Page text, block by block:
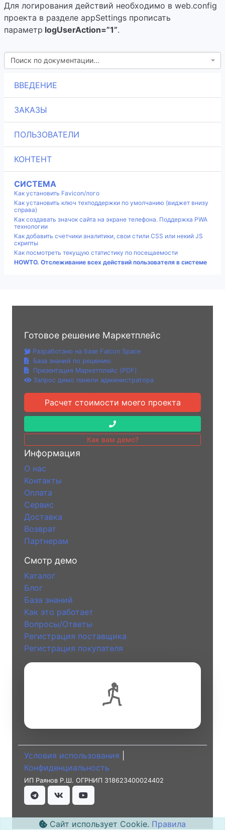
Для логирования действий необходимо в web.config
проекта в разделе appSettings прописать
параметр logUserAction=”1”.
Поиск по документации...
ВВЕДЕНИЕ
ЗАКАЗЫ
ПОЛЬЗОВАТЕЛИ
КОНТЕНТ
СИСТЕМА
Как установить Favicon/лого
Как установить ключ техподдержки по умолчанию (виджет внизу
справа)
Как создавать значок сайта на экране телефона. Поддержка PWA
технологии
Как добавить счетчики аналитики, свои стили CSS или некий JS
скрипты
Как посмотреть текущую статистику по посещаемости
HOWTO. Отслеживание всех действий пользователя в системе
Готовое решение Маркетплейс
Разработано на базе Falcon Space
База знаний по решению
Презентация Маркетплейс (PDF)
Запрос демо панели администратора
Расчет стоимости моего проекта
Как вам демо?
Информация
О нас
Контакты
Оплата
Сервис
Доставка
Возврат
Партнерам
Смотр демо
Каталог
Блог
База знаний
Как это работает
Вопросы/Ответы
Регистрация поставщика
Регистрация покупателя
Условия использования
Конфиденциальность
ИП Раянов Р.Ш. ОГРНИП 318623400024402
Сайт использует Cookie. Правила